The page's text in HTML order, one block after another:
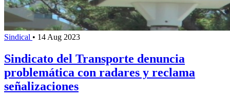
Sindical • 14 Aug 2023
Sindicato del Transporte denuncia
problemática con radares y reclama
señalizaciones